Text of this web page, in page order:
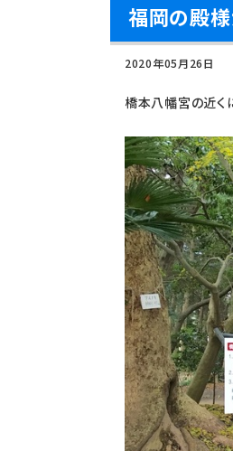
福岡の殿様
2020年05月26日
橋本八幡宮の近く